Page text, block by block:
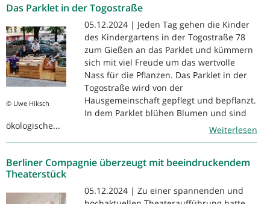
Das Parklet in der Togostraße
© Uwe Hiksch
05.12.2024 | Jeden Tag gehen die Kinder
des Kindergartens in der Togostraße 78
zum Gießen an das Parklet und kümmern
sich mit viel Freude um das wertvolle
Nass für die Pflanzen. Das Parklet in der
Togostraße wird von der
Hausgemeinschaft gepflegt und bepflanzt.
In dem Parklet blühen Blumen und sind
ökologische...
Weiterlesen
Berliner Compagnie überzeugt mit beeindruckendem
Theaterstück
05.12.2024 | Zu einer spannenden und